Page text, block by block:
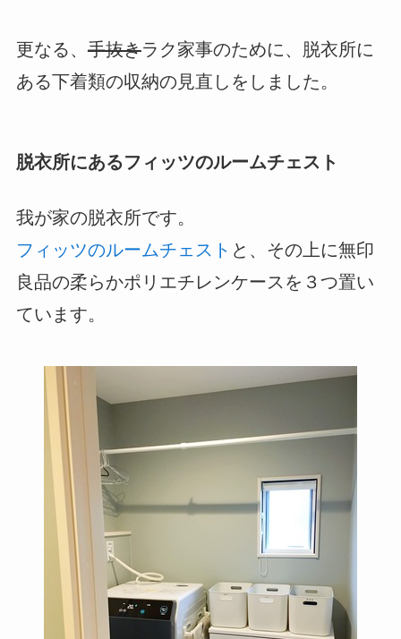
更なる、 手抜きラク家事のために、脱衣所に
ある下着類の収納の見直しをしました。
脱衣所にあるフィッツのルームチェスト
我が家の脱衣所です。
フィッツのルームチェスト と、その上に無印
良品の柔らかポリエチレンケースを３つ置い
ています。